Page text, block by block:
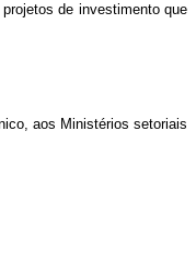
de investimento que
aos Ministérios setoriais